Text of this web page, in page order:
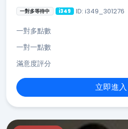
一對多等待中 i349 ID: i349_301276
一對多點數
一對一點數
滿意度評分
立即進入